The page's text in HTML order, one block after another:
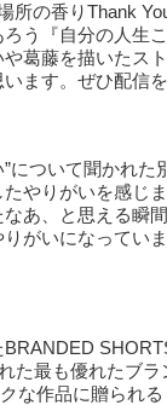
所の香りThank
う『自分の人生
葛藤を描いたス
ます。ぜひ配信
について聞かれ
やりがいを感じ
あ、と思える瞬
がいになってい
た最も優れたブ
な作品に贈られ